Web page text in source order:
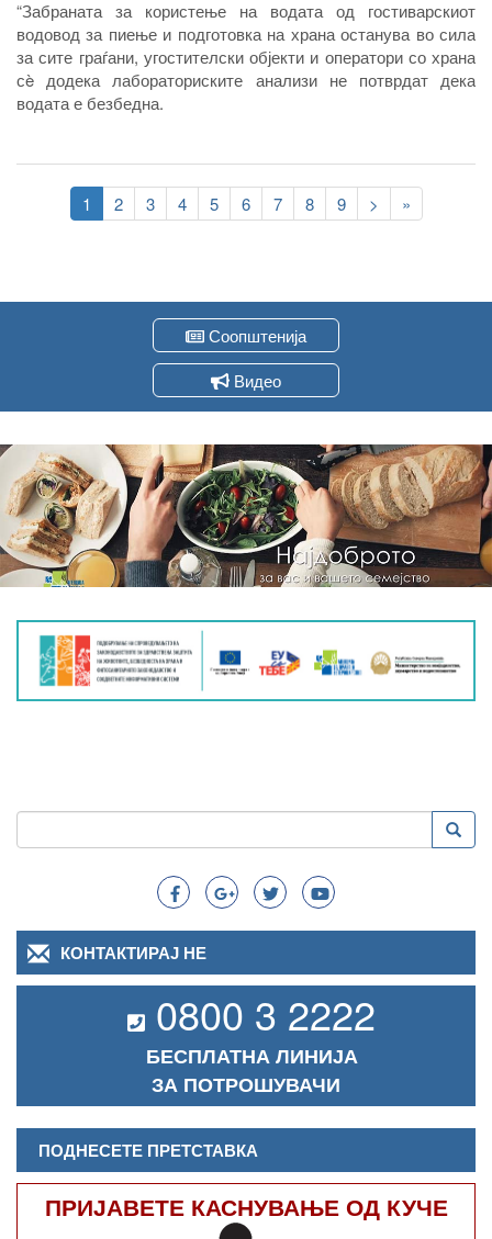
“Забраната за користење на водата од гостиварскиот
водовод за пиење и подготовка на храна останува во сила
за сите граѓани, угостителски објекти и оператори со храна
сè додека лабораториските анализи не потврдат дека
водата е безбедна.
Pagination
Current
page
1 Page
2 Page
3 Page
4 Page
5 Page
6 Page
7 Page
8 Page
9
Следна
страна
>
Last
page
»
Соопштенија
Видео
Search
Пребарување
КОНТАКТИРАЈ НЕ
0800 3 2222
БЕСПЛАТНА ЛИНИЈА
ЗА ПОТРОШУВАЧИ
ПОДНЕСЕТЕ ПРЕТСТАВКА
ПРИЈАВЕТЕ КАСНУВАЊЕ ОД КУЧЕ